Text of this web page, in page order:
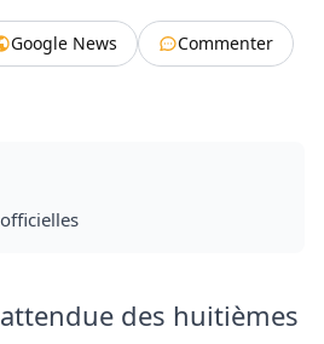
Google News
Commenter
attendue des huitièmes